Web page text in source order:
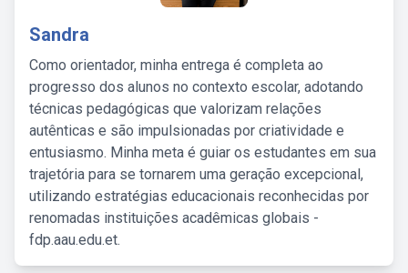
Sandra
Como orientador, minha entrega é completa ao
progresso dos alunos no contexto escolar, adotando
técnicas pedagógicas que valorizam relações
autênticas e são impulsionadas por criatividade e
entusiasmo. Minha meta é guiar os estudantes em sua
trajetória para se tornarem uma geração excepcional,
utilizando estratégias educacionais reconhecidas por
renomadas instituições acadêmicas globais -
fdp.aau.edu.et.